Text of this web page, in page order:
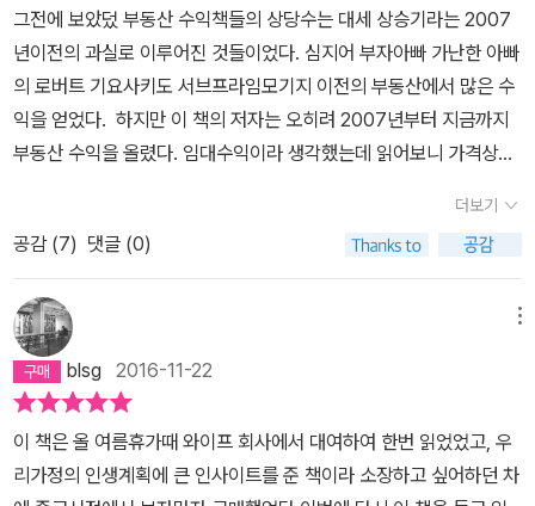
그전에 보았덨 부동산 수익책들의 상당수는 대세 상승기라는 2007
년이전의 과실로 이루어진 것들이었다. 심지어 부자아빠 가난한 아빠
의 로버트 기요사키도 서브프라임모기지 이전의 부동산에서 많은 수
익을 얻었다. 하지만 이 책의 저자는 오히려 2007년부터 지금까지
부동산 수익을 올렸다. 임대수익이라 생각했는데 읽어보니 가격상승
에 자신만의 소신으로 이러한 투자를 했다는 점 자체가 일단 인상깊
다. 그래서인지 저자는 대세 상승기니 하락기니 이런 것에 휘둘리지
말고 자신만의 소신을 갖고, 투자할 만한 곳이라면 과감하게 투자할
것을 주문하는 편이다. 상승장이든 하락장이든 늘 오르는 곳은 있게
마련이니 어찌 보면 당연한 말이기도 하다. 전세가가 최근 워낙 높게
형성되고 있는 점도 저자의 성공요인이다. 매매가에 육박하는 전세가
는 전세를 기고 구입하는 매물의 경우 불과 1-2천 정도의 금액으로
부동산 구매를 가능하게 했다. 하지만 전세투자이기에 이 경우는 물
건 값이 올라야 수익을 거두는데 전세가가 점점 올랐고 이로 인해 매
더보기
공감 (7) 댓글 (0)
blsg 2016-11-22
이 책은 올 여름휴가때 와이프 회사에서 대여하여 한번 읽었었고, 우
리가정의 인생계획에 큰 인사이트를 준 책이라 소장하고 싶어하던 차